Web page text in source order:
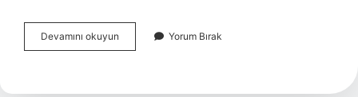
Devamını okuyun Ingilizlerin
Mezhebi
Yorum Bırak